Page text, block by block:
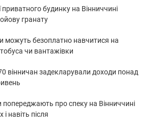
приватного будинку на Вінниччині
гранату
можуть безоплатно навчитися на
чи вантажівки
вінничан задекларували доходи понад
про спеку на Вінниччині
і навіть після